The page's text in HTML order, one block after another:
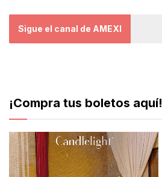
Sigue el canal de AMEXI
¡Compra tus boletos aquí!